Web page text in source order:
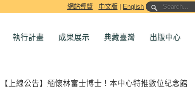
網站導覽 中文版 English
執行計畫 成果展示 典藏臺灣 出版中心
【上線公告】緬懷林富士博士！本中心特推數位紀念館